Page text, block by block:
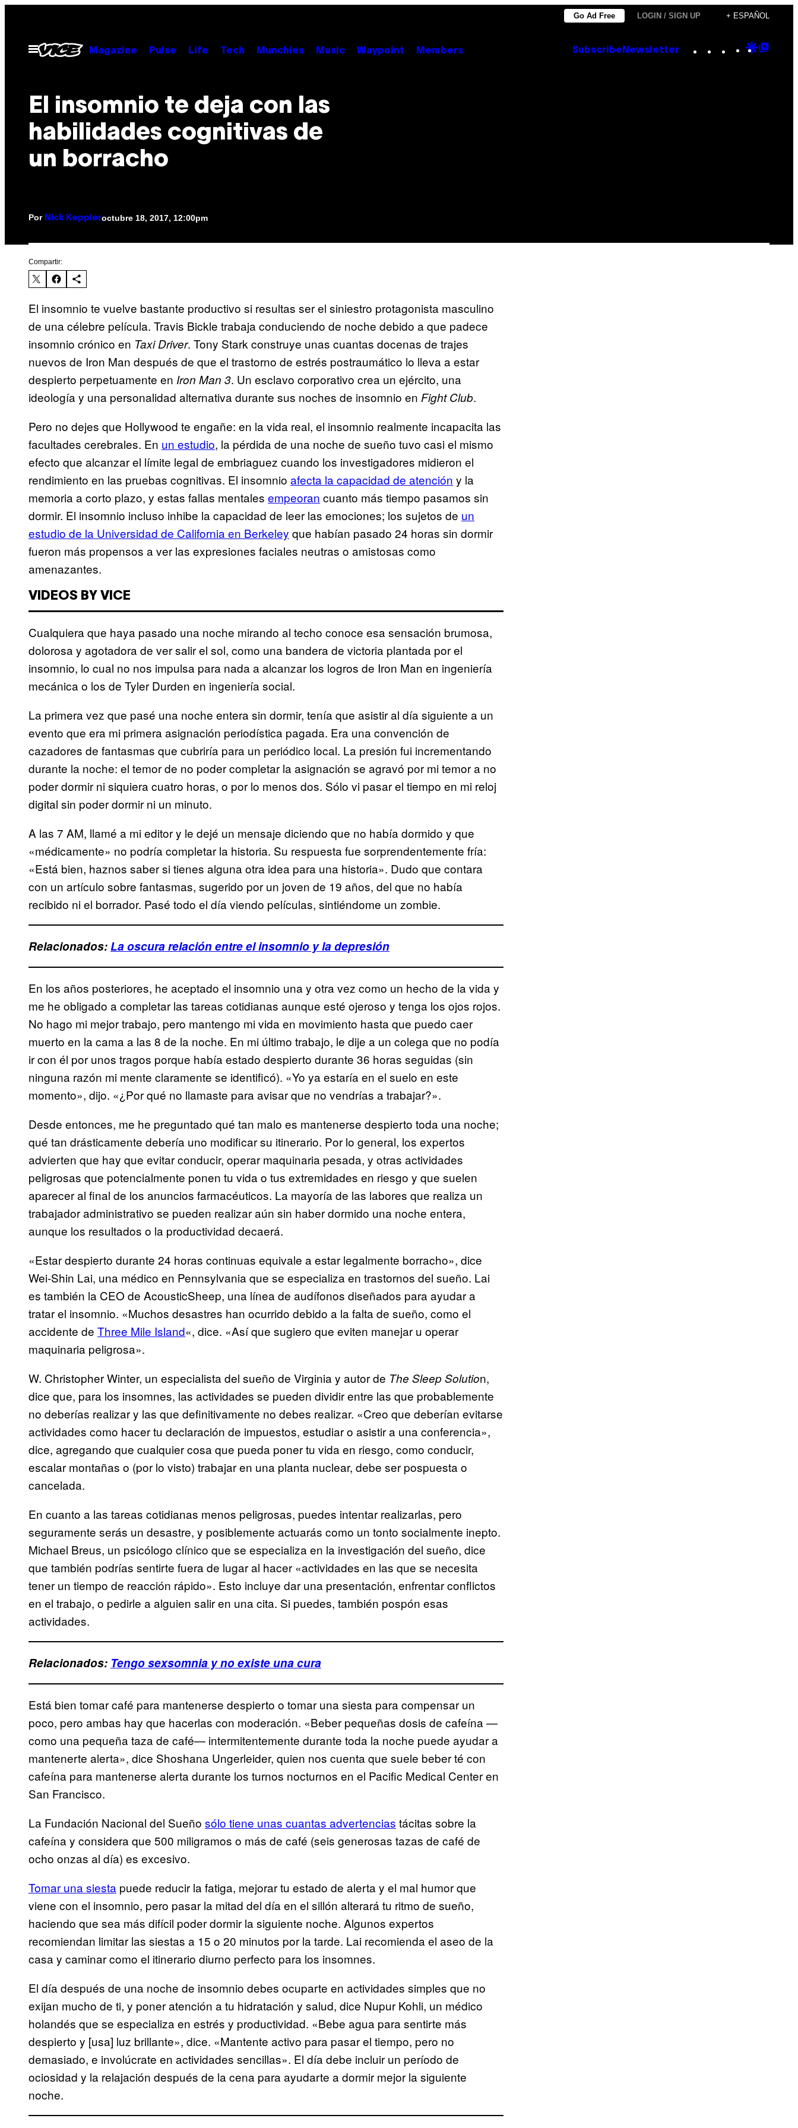
contenido
Go Ad Free LOGIN / SIGN UP + ESPAÑOL
Abrir
Menú
Magazine Pulse Life Tech Munchies Music Waypoint Members Subscribe Newsletter Instagram
TikTok
YouTube
Google
El insomnio te deja con las
habilidades cognitivas de
un borracho
Por Nick Keppleroctubre 18, 2017, 12:00pm
Compartir:
El insomnio te vuelve bastante productivo si resultas ser el siniestro protagonista masculino
de una célebre película. Travis Bickle trabaja conduciendo de noche debido a que padece
insomnio crónico en Taxi Driver. Tony Stark construye unas cuantas docenas de trajes
nuevos de Iron Man después de que el trastorno de estrés postraumático lo lleva a estar
despierto perpetuamente en Iron Man 3. Un esclavo corporativo crea un ejército, una
ideología y una personalidad alternativa durante sus noches de insomnio en Fight Club.
Pero no dejes que Hollywood te engañe: en la vida real, el insomnio realmente incapacita las
facultades cerebrales. En un estudio, la pérdida de una noche de sueño tuvo casi el mismo
efecto que alcanzar el límite legal de embriaguez cuando los investigadores midieron el
rendimiento en las pruebas cognitivas. El insomnio afecta la capacidad de atención y la
memoria a corto plazo, y estas fallas mentales empeoran cuanto más tiempo pasamos sin
dormir. El insomnio incluso inhibe la capacidad de leer las emociones; los sujetos de un
estudio de la Universidad de California en Berkeley que habían pasado 24 horas sin dormir
fueron más propensos a ver las expresiones faciales neutras o amistosas como
amenazantes.
VIDEOS BY VICE
Cualquiera que haya pasado una noche mirando al techo conoce esa sensación brumosa,
dolorosa y agotadora de ver salir el sol, como una bandera de victoria plantada por el
insomnio, lo cual no nos impulsa para nada a alcanzar los logros de Iron Man en ingeniería
mecánica o los de Tyler Durden en ingeniería social.
La primera vez que pasé una noche entera sin dormir, tenía que asistir al día siguiente a un
evento que era mi primera asignación periodística pagada. Era una convención de
cazadores de fantasmas que cubriría para un periódico local. La presión fui incrementando
durante la noche: el temor de no poder completar la asignación se agravó por mi temor a no
poder dormir ni siquiera cuatro horas, o por lo menos dos. Sólo vi pasar el tiempo en mi reloj
digital sin poder dormir ni un minuto.
A las 7 AM, llamé a mi editor y le dejé un mensaje diciendo que no había dormido y que
«médicamente» no podría completar la historia. Su respuesta fue sorprendentemente fría:
«Está bien, haznos saber si tienes alguna otra idea para una historia». Dudo que contara
con un artículo sobre fantasmas, sugerido por un joven de 19 años, del que no había
recibido ni el borrador. Pasé todo el día viendo películas, sintiéndome un zombie.
Relacionados:La oscura relación entre el insomnio y la depresión
En los años posteriores, he aceptado el insomnio una y otra vez como un hecho de la vida y
me he obligado a completar las tareas cotidianas aunque esté ojeroso y tenga los ojos rojos.
No hago mi mejor trabajo, pero mantengo mi vida en movimiento hasta que puedo caer
muerto en la cama a las 8 de la noche. En mi último trabajo, le dije a un colega que no podía
ir con él por unos tragos porque había estado despierto durante 36 horas seguidas (sin
ninguna razón mi mente claramente se identificó). «Yo ya estaría en el suelo en este
momento», dijo. «¿Por qué no llamaste para avisar que no vendrías a trabajar?».
Desde entonces, me he preguntado qué tan malo es mantenerse despierto toda una noche;
qué tan drásticamente debería uno modificar su itinerario. Por lo general, los expertos
advierten que hay que evitar conducir, operar maquinaria pesada, y otras actividades
peligrosas que potencialmente ponen tu vida o tus extremidades en riesgo y que suelen
aparecer al final de los anuncios farmacéuticos. La mayoría de las labores que realiza un
trabajador administrativo se pueden realizar aún sin haber dormido una noche entera,
aunque los resultados o la productividad decaerá.
«Estar despierto durante 24 horas continuas equivale a estar legalmente borracho», dice
Wei-Shin Lai, una médico en Pennsylvania que se especializa en trastornos del sueño. Lai
es también la CEO de AcousticSheep, una línea de audífonos diseñados para ayudar a
tratar el insomnio. «Muchos desastres han ocurrido debido a la falta de sueño, como el
accidente de Three Mile Island«, dice. «Así que sugiero que eviten manejar u operar
maquinaria peligrosa».
W. Christopher Winter, un especialista del sueño de Virginia y autor de The Sleep Solution,
dice que, para los insomnes, las actividades se pueden dividir entre las que probablemente
no deberías realizar y las que definitivamente no debes realizar. «Creo que deberían evitarse
actividades como hacer tu declaración de impuestos, estudiar o asistir a una conferencia»,
dice, agregando que cualquier cosa que pueda poner tu vida en riesgo, como conducir,
escalar montañas o (por lo visto) trabajar en una planta nuclear, debe ser pospuesta o
cancelada.
En cuanto a las tareas cotidianas menos peligrosas, puedes intentar realizarlas, pero
seguramente serás un desastre, y posiblemente actuarás como un tonto socialmente inepto.
Michael Breus, un psicólogo clínico que se especializa en la investigación del sueño, dice
que también podrías sentirte fuera de lugar al hacer «actividades en las que se necesita
tener un tiempo de reacción rápido». Esto incluye dar una presentación, enfrentar conflictos
en el trabajo, o pedirle a alguien salir en una cita. Si puedes, también pospón esas
actividades.
Relacionados: Tengo sexsomnia y no existe una cura
Está bien tomar café para mantenerse despierto o tomar una siesta para compensar un
poco, pero ambas hay que hacerlas con moderación. «Beber pequeñas dosis de cafeína —
como una pequeña taza de café— intermitentemente durante toda la noche puede ayudar a
mantenerte alerta», dice Shoshana Ungerleider, quien nos cuenta que suele beber té con
cafeína para mantenerse alerta durante los turnos nocturnos en el Pacific Medical Center en
San Francisco.
La Fundación Nacional del Sueño sólo tiene unas cuantas advertencias tácitas sobre la
cafeína y considera que 500 miligramos o más de café (seis generosas tazas de café de
ocho onzas al día) es excesivo.
Tomar una siesta puede reducir la fatiga, mejorar tu estado de alerta y el mal humor que
viene con el insomnio, pero pasar la mitad del día en el sillón alterará tu ritmo de sueño,
haciendo que sea más difícil poder dormir la siguiente noche. Algunos expertos
recomiendan limitar las siestas a 15 o 20 minutos por la tarde. Lai recomienda el aseo de la
casa y caminar como el itinerario diurno perfecto para los insomnes.
El día después de una noche de insomnio debes ocuparte en actividades simples que no
exijan mucho de ti, y poner atención a tu hidratación y salud, dice Nupur Kohli, un médico
holandés que se especializa en estrés y productividad. «Bebe agua para sentirte más
despierto y [usa] luz brillante», dice. «Mantente activo para pasar el tiempo, pero no
demasiado, e involúcrate en actividades sencillas». El día debe incluir un período de
ociosidad y la relajación después de la cena para ayudarte a dormir mejor la siguiente
noche.